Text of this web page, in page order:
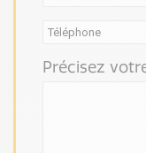
Précisez